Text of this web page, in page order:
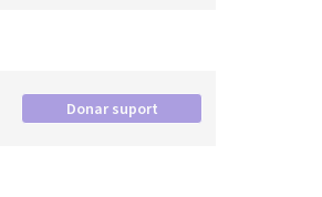
Donar suport